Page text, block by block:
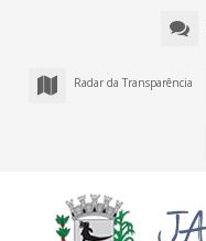
Radar da Transparência